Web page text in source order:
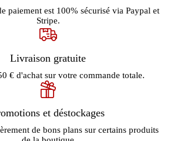
paiement est 100% sécurisé via Paypal et
Stripe.
Livraison gratuite
€ d'achat sur votre commande totale.
et déstockages
de bons plans sur certains produits